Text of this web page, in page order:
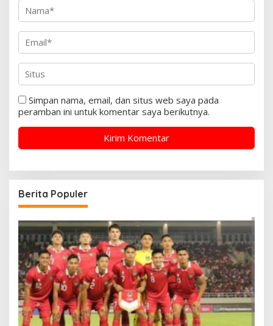
Simpan nama, email, dan situs web saya pada
peramban ini untuk komentar saya berikutnya.
Berita Populer